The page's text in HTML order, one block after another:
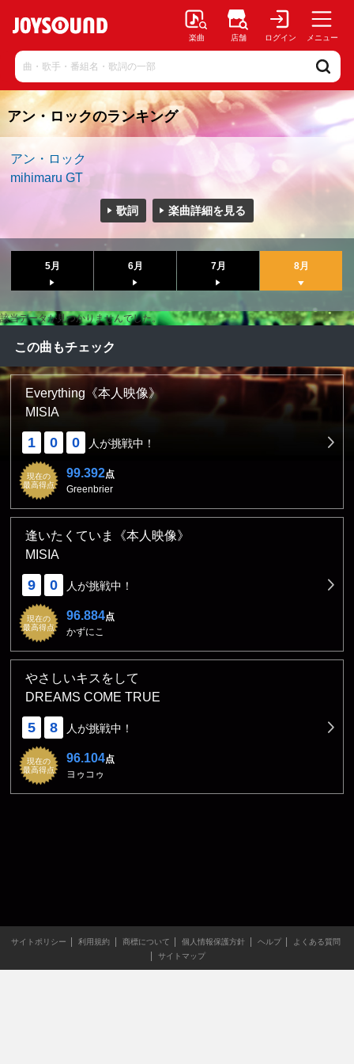
楽曲 店舗 ログイン メニュー
アン・ロックのランキング
アン・ロック
mihimaru GT
歌詞 楽曲詳細を見る
5月 6月 7月 8月
該当データが見つかりませんでした。
この曲もチェック
Everything《本人映像》
MISIA
1 0 0 人が挑戦中！
現在の
最高得点
99.392点
Greenbrier
逢いたくていま《本人映像》
MISIA
9 0 人が挑戦中！
現在の
最高得点
96.884点
かずにこ
やさしいキスをして
DREAMS COME TRUE
5 8 人が挑戦中！
現在の
最高得点
96.104点
ヨゥコゥ
サイトポリシー 利用規約 商標について 個人情報保護方針 ヘルプ
よくある質問
サイトマップ